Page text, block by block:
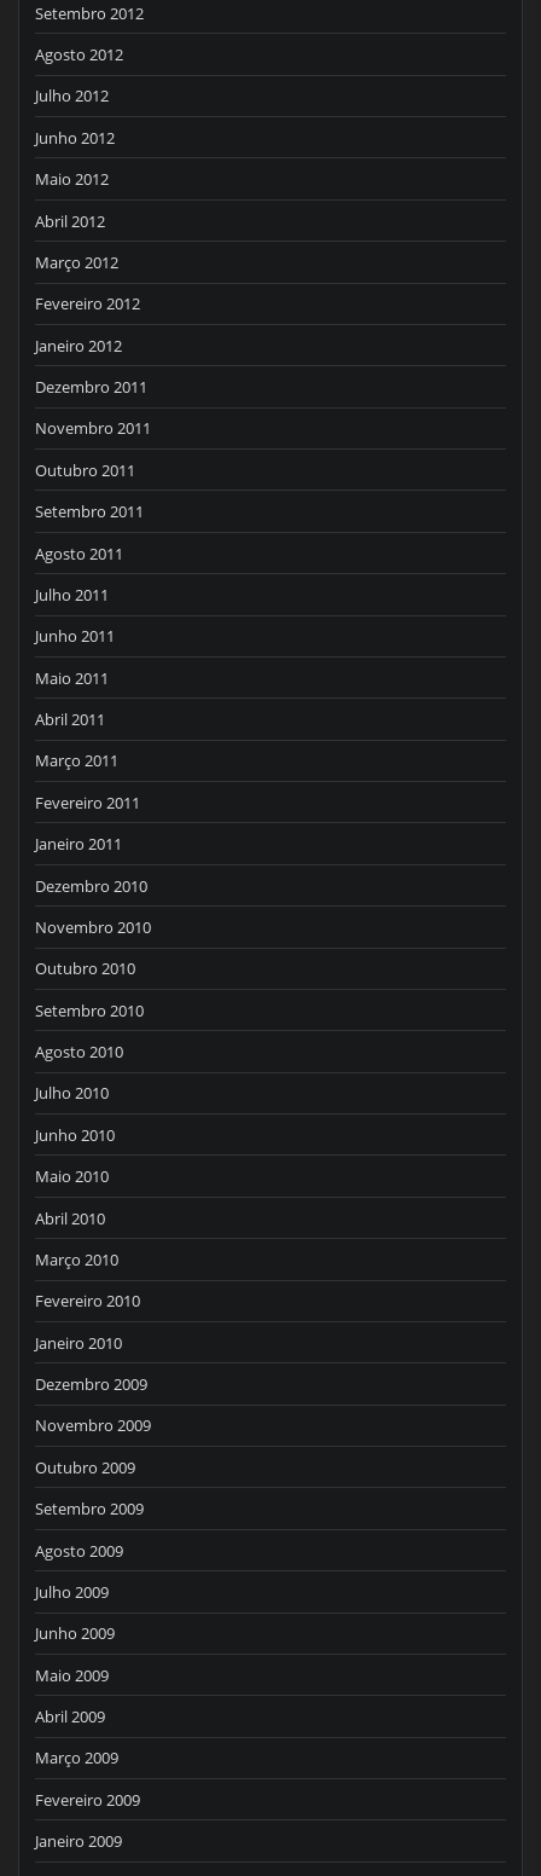
Setembro 2012
Agosto 2012
Julho 2012
Junho 2012
Maio 2012
Abril 2012
Março 2012
Fevereiro 2012
Janeiro 2012
Dezembro 2011
Novembro 2011
Outubro 2011
Setembro 2011
Agosto 2011
Julho 2011
Junho 2011
Maio 2011
Abril 2011
Março 2011
Fevereiro 2011
Janeiro 2011
Dezembro 2010
Novembro 2010
Outubro 2010
Setembro 2010
Agosto 2010
Julho 2010
Junho 2010
Maio 2010
Abril 2010
Março 2010
Fevereiro 2010
Janeiro 2010
Dezembro 2009
Novembro 2009
Outubro 2009
Setembro 2009
Agosto 2009
Julho 2009
Junho 2009
Maio 2009
Abril 2009
Março 2009
Fevereiro 2009
Janeiro 2009